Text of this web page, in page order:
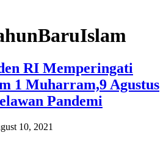
RI Memperingati
1 Muharram,9 Agustus
Pandemi
10, 2021